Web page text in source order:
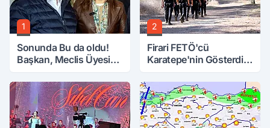
1
Sonunda Bu da oldu!
Başkan, Meclis Üyesini
Attırdı
2
Firari FETÖ'cü
Karatepe'nin Gösterdiği
Aranıyor